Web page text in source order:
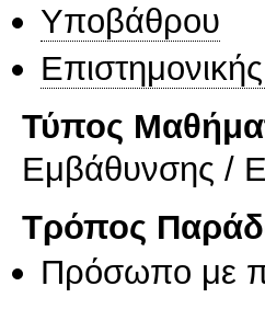
Υποβάθρου
Τύπος
Εμβάθυνσης /
Τρόπος
Πρόσωπο με